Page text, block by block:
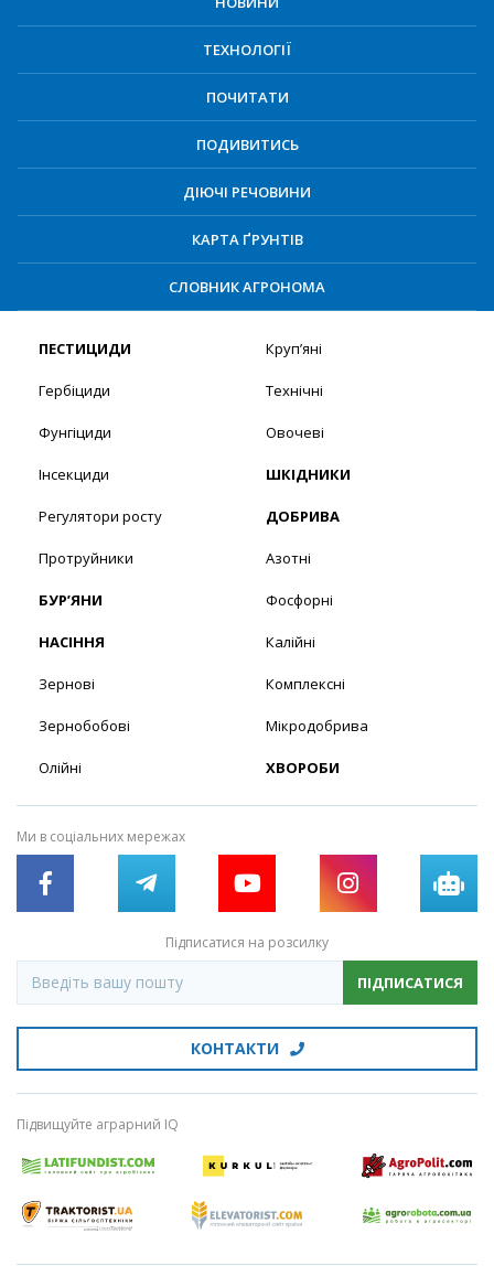
ТЕХНОЛОГІЇ
ПОЧИТАТИ
ПОДИВИТИСЬ
ДІЮЧІ РЕЧОВИНИ
КАРТА ҐРУНТІВ
СЛОВНИК АГРОНОМА
ПЕСТИЦИДИ
Гербіциди
Фунгіциди
Інсекциди
Регулятори росту
Протруйники
БУР’ЯНИ
НАСІННЯ
Зернові
Зернобобові
Олійні
Круп’яні
Технічні
Овочеві
ШКІДНИКИ
ДОБРИВА
Азотні
Фосфорні
Калійні
Комплексні
Мікродобрива
ХВОРОБИ
Ми в соціальних мережах
Підписатися на розсилку
ПІДПИСАТИСЯ
КОНТАКТИ
Підвищуйте аграрний IQ